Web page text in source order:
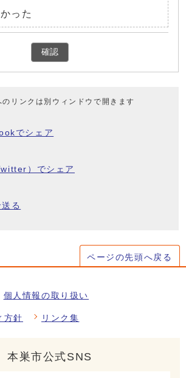
った
確認
リンクは別ウィンドウで開きます
でシェア
）でシェア
る
ページの先頭へ戻る
個人情報の取り扱い
方針 リンク集
本巣市公式SNS